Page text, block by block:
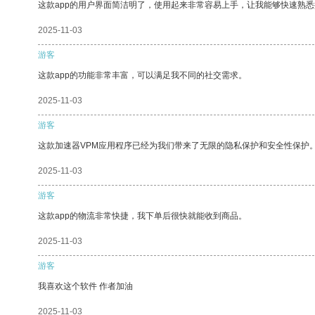
这款app的用户界面简洁明了，使用起来非常容易上手，让我能够快速熟悉
2025-11-03
游客
这款app的功能非常丰富，可以满足我不同的社交需求。
2025-11-03
游客
这款加速器VPM应用程序已经为我们带来了无限的隐私保护和安全性保护。
2025-11-03
游客
这款app的物流非常快捷，我下单后很快就能收到商品。
2025-11-03
游客
我喜欢这个软件 作者加油
2025-11-03